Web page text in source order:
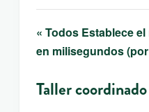
« Todos Establece
en milisegundos
Taller